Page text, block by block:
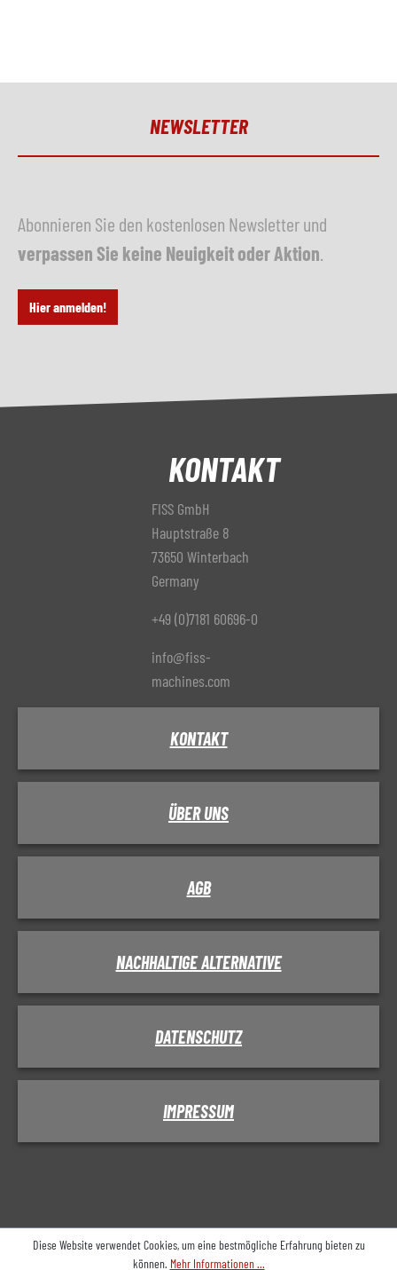
NEWSLETTER
Abonnieren Sie den kostenlosen Newsletter und
verpassen Sie keine Neuigkeit oder Aktion
Hier anmelden!
KONTAKT
FISS GmbH
Hauptstraße 8
73650 Winterbach
Germany
+49 (0)7181 60696-0
info@fiss-
machines.com
KONTAKT
ÜBER UNS
AGB
NACHHALTIGE ALTERNATIVE
DATENSCHUTZ
IMPRESSUM
Diese Website verwendet Cookies, um eine bestmögliche Erfahrung bieten zu
können. Mehr Informationen ...